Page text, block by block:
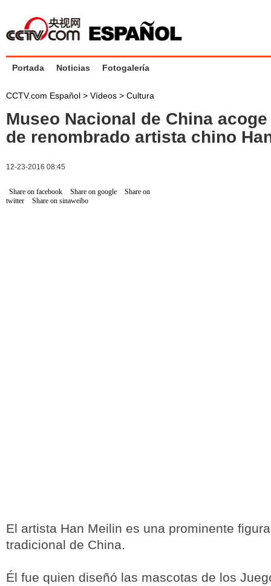
Portada Noticias Fotogalería
CCTV.com Español > Vídeos > Cultura
Museo Nacional de China
de renombrado artista chino
12-23-2016 08:45
Share on facebook Share on google
Share on
twitter
Share on sinaweibo
El artista Han Meilin es una prominente
tradicional de China.
Él fue quien diseñó las mascotas de los